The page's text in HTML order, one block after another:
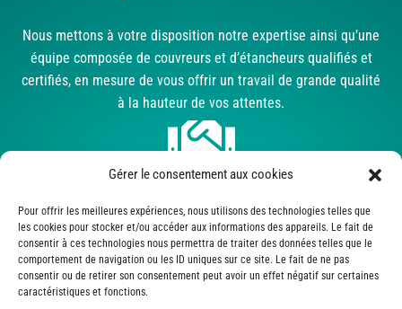
Gérer le consentement aux cookies
Pour offrir les meilleures expériences, nous utilisons des technologies telles que
les cookies pour stocker et/ou accéder aux informations des appareils. Le fait de
consentir à ces technologies nous permettra de traiter des données telles que le
comportement de navigation ou les ID uniques sur ce site. Le fait de ne pas
consentir ou de retirer son consentement peut avoir un effet négatif sur certaines
caractéristiques et fonctions.
Nous mettons à votre disposition notre expertise ainsi qu’une
équipe composée de couvreurs et d’étancheurs qualifiés et
certifiés, en mesure de vous offrir un travail de grande qualité
à la hauteur de vos attentes.

Professionnalisme
